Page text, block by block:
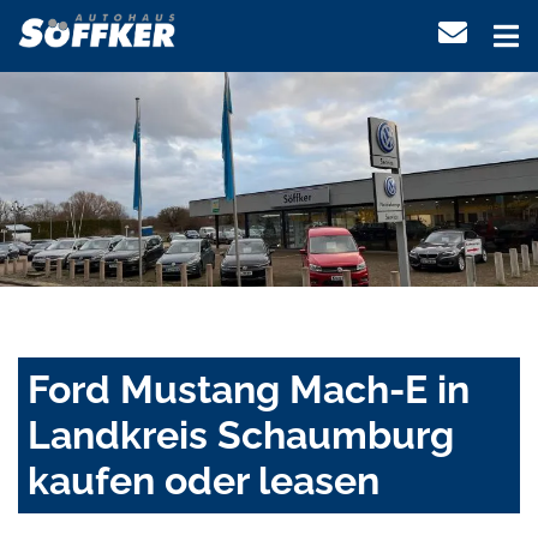
Ford Mustang Mach-E in
Landkreis Schaumburg
kaufen oder leasen